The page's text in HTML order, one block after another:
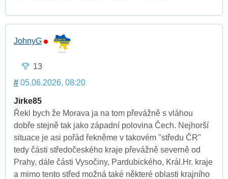
JohnyG
13
# 05.06.2026, 08:20
Jirke85
Řekl bych že Morava ja na tom převážně s vláhou
dobře stejně tak jako západní polovina Čech. Nejhorší
situace je asi pořád řekněme v takovém "středu ČR"
tedy části středočeského kraje převážně severně od
Prahy, dále části Vysočiny, Pardubického, Král.Hr. kraje
a mimo tento střed možná také některé oblasti krajního